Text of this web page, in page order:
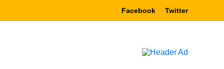
Facebook Twitter